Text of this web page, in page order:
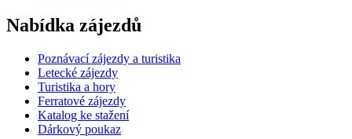
Nabídka zájezdů
Poznávací zájezdy a turistika
Letecké zájezdy
Turistika a hory
Ferratové zájezdy
Katalog ke stažení
Dárkový poukaz